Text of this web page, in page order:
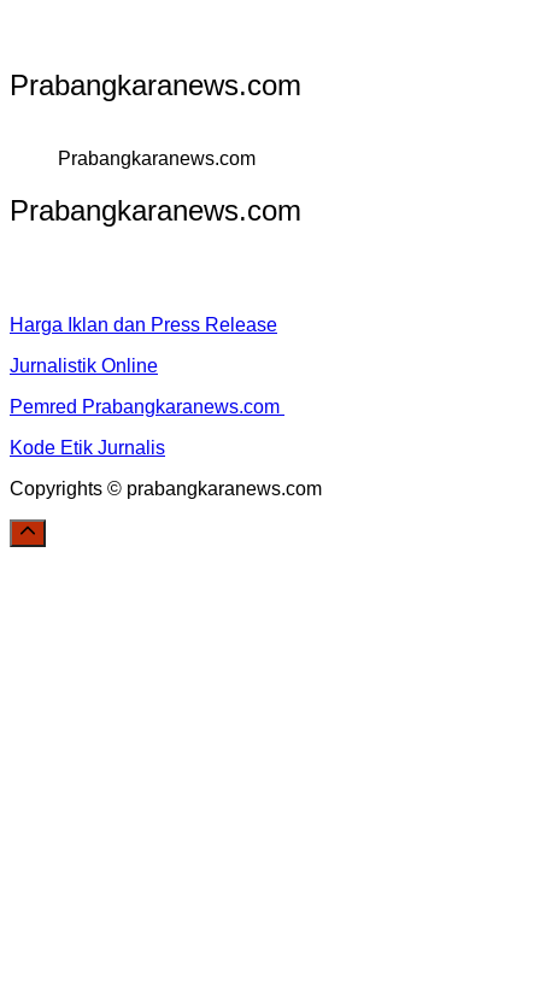
Prabangkaranews.com
Prabangkaranews.com
Prabangkaranews.com
Harga Iklan dan Press Release
Jurnalistik Online
Pemred Prabangkaranews.com
Kode Etik Jurnalis
Copyrights © prabangkaranews.com